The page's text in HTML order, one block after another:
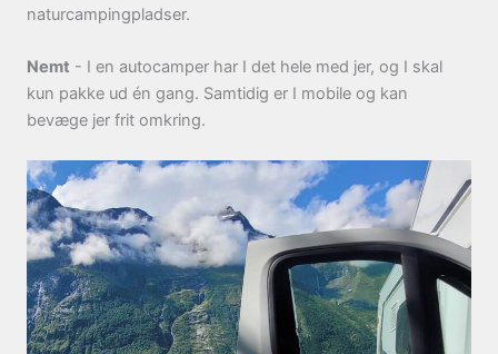
naturcampingpladser.
Nemt - I en autocamper har I det hele med jer, og I skal
kun pakke ud én gang. Samtidig er I mobile og kan
bevæge jer frit omkring.